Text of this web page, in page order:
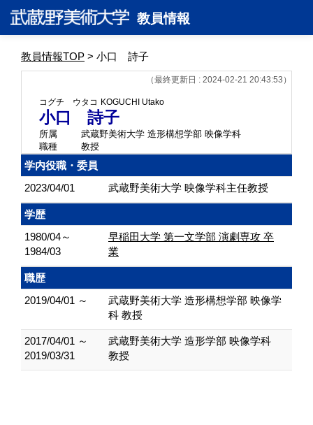
教員情報
教員情報TOP > 小口 詩子
（最終更新日 : 2024-02-21 20:43:53）
コグチ ウタコ KOGUCHI Utako
小口 詩子
所属
武蔵野美術大学 造形構想学部 映像学科
職種
教授
学内役職・委員
2023/04/01
武蔵野美術大学 映像学科主任教授
学歴
1980/04～
1984/03
早稲田大学 第一文学部 演劇専攻 卒
業
職歴
2019/04/01 ～
武蔵野美術大学 造形構想学部 映像学
科 教授
2017/04/01 ～
2019/03/31
武蔵野美術大学 造形学部 映像学科
教授